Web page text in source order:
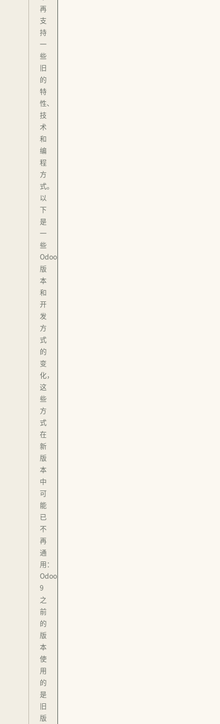
再
支
持
一
些
旧
的
特
性、
技
术
和
编
程
方
式。
以
下
是
一
些
Odoo
版
本
和
开
发
方
式
的
变
化，
这
些
方
式
在
新
版
本
中
可
能
已
不
再
通
用：
Odoo
9
之
前
的
版
本
使
用
的
是
旧
版